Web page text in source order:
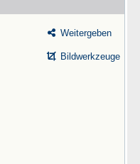
Weitergeben
Bildwerkzeuge